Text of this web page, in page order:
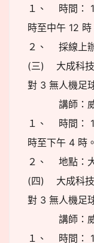
１、 時間：
時至中午 12 時
２、 採線上
(三) 大成科技
對 3 無人機足
講師：威寧
１、 時間：
時至下午 4 時。
２、 地點：
(四) 大成科技
對 3 無人機足
講師：威寧
１、 時間：